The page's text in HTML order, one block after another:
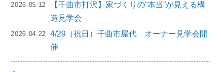
2026.05.12
【千曲市打沢】家づくりの“本当”が見える構
造見学会
2026.04.22
4/29（祝日）千曲市屋代 オーナー見学会開
催